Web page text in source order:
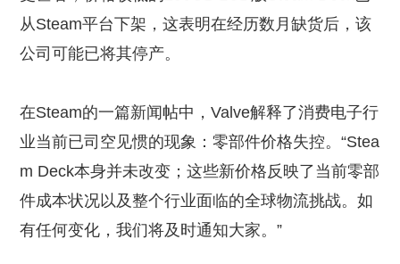
从Steam平台下架，这表明在经历数月缺货后，该
公司可能已将其停产。
在Steam的一篇新闻帖中，Valve解释了消费电子行
业当前已司空见惯的现象：零部件价格失控。“Stea
m Deck本身并未改变；这些新价格反映了当前零部
件成本状况以及整个行业面临的全球物流挑战。如
有任何变化，我们将及时通知大家。”